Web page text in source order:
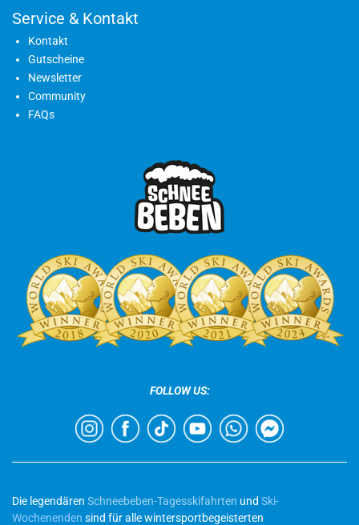
Service & Kontakt
Kontakt
Gutscheine
Newsletter
Community
FAQs
FOLLOW US:
Die legendären Schneebeben-Tagesskifahrten und Ski-
Wochenenden sind für alle wintersportbegeisterten